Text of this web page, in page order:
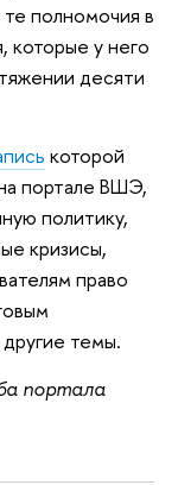
полномочия в
у него
десяти
которой
портале ВШЭ,
политику,
кризисы,
право
темы.
портала